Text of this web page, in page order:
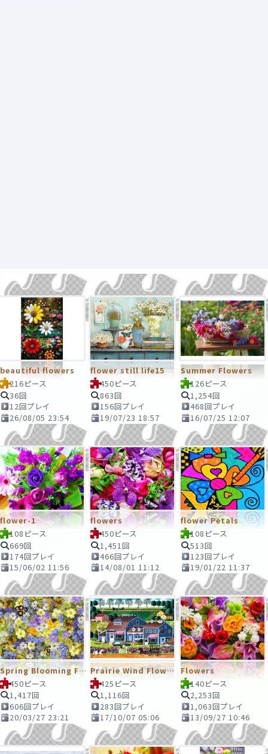
beautiful flowers
216ピース
36回
12回プレイ
26/08/05 23:54
flower still life15
450ピース
863回
156回プレイ
19/07/23 18:57
Summer Flowers
126ピース
1,254回
468回プレイ
16/07/25 12:07
flower-1
108ピース
669回
174回プレイ
15/06/02 11:56
flowers
450ピース
1,451回
466回プレイ
14/08/01 11:12
flower Petals
108ピース
513回
123回プレイ
19/01/22 11:37
Spring Blooming Flower
450ピース
1,417回
606回プレイ
20/03/27 23:21
Prairie Wind Flowers
425ピース
1,116回
283回プレイ
17/10/07 05:06
Flowers
140ピース
2,253回
1,063回プレイ
13/09/27 10:46